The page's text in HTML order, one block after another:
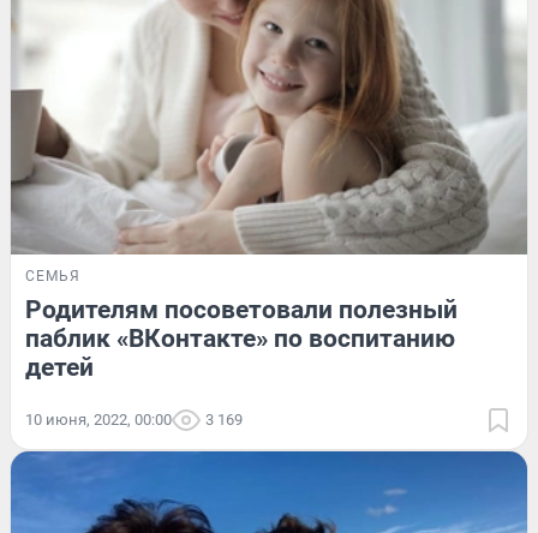
СЕМЬЯ
Родителям посоветовали полезный
паблик «ВКонтакте» по воспитанию
детей
10 июня, 2022, 00:00 3 169